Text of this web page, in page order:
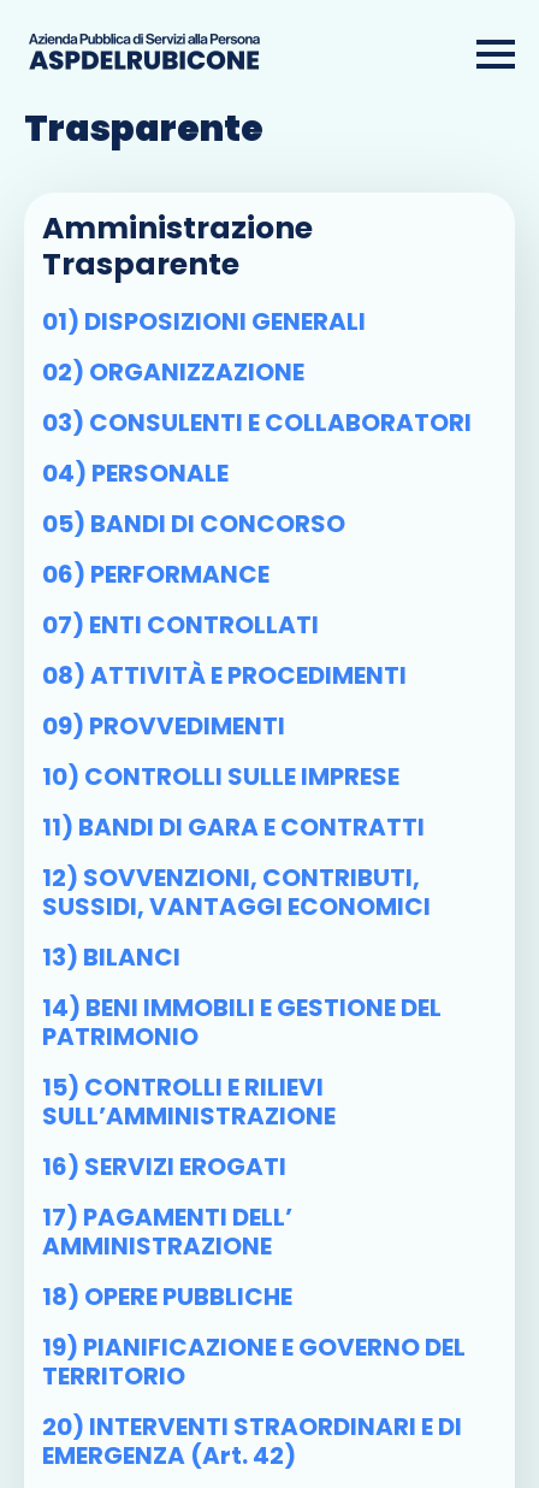
Amministrazione
Trasparente
Amministrazione
Trasparente
01) DISPOSIZIONI GENERALI
02) ORGANIZZAZIONE
03) CONSULENTI E COLLABORATORI
04) PERSONALE
05) BANDI DI CONCORSO
06) PERFORMANCE
07) ENTI CONTROLLATI
08) ATTIVITÀ E PROCEDIMENTI
09) PROVVEDIMENTI
10) CONTROLLI SULLE IMPRESE
11) BANDI DI GARA E CONTRATTI
12) SOVVENZIONI, CONTRIBUTI,
SUSSIDI, VANTAGGI ECONOMICI
13) BILANCI
14) BENI IMMOBILI E GESTIONE DEL
PATRIMONIO
15) CONTROLLI E RILIEVI
SULL’AMMINISTRAZIONE
16) SERVIZI EROGATI
17) PAGAMENTI DELL’
AMMINISTRAZIONE
18) OPERE PUBBLICHE
19) PIANIFICAZIONE E GOVERNO DEL
TERRITORIO
20) INTERVENTI STRAORDINARI E DI
EMERGENZA (art. 42)